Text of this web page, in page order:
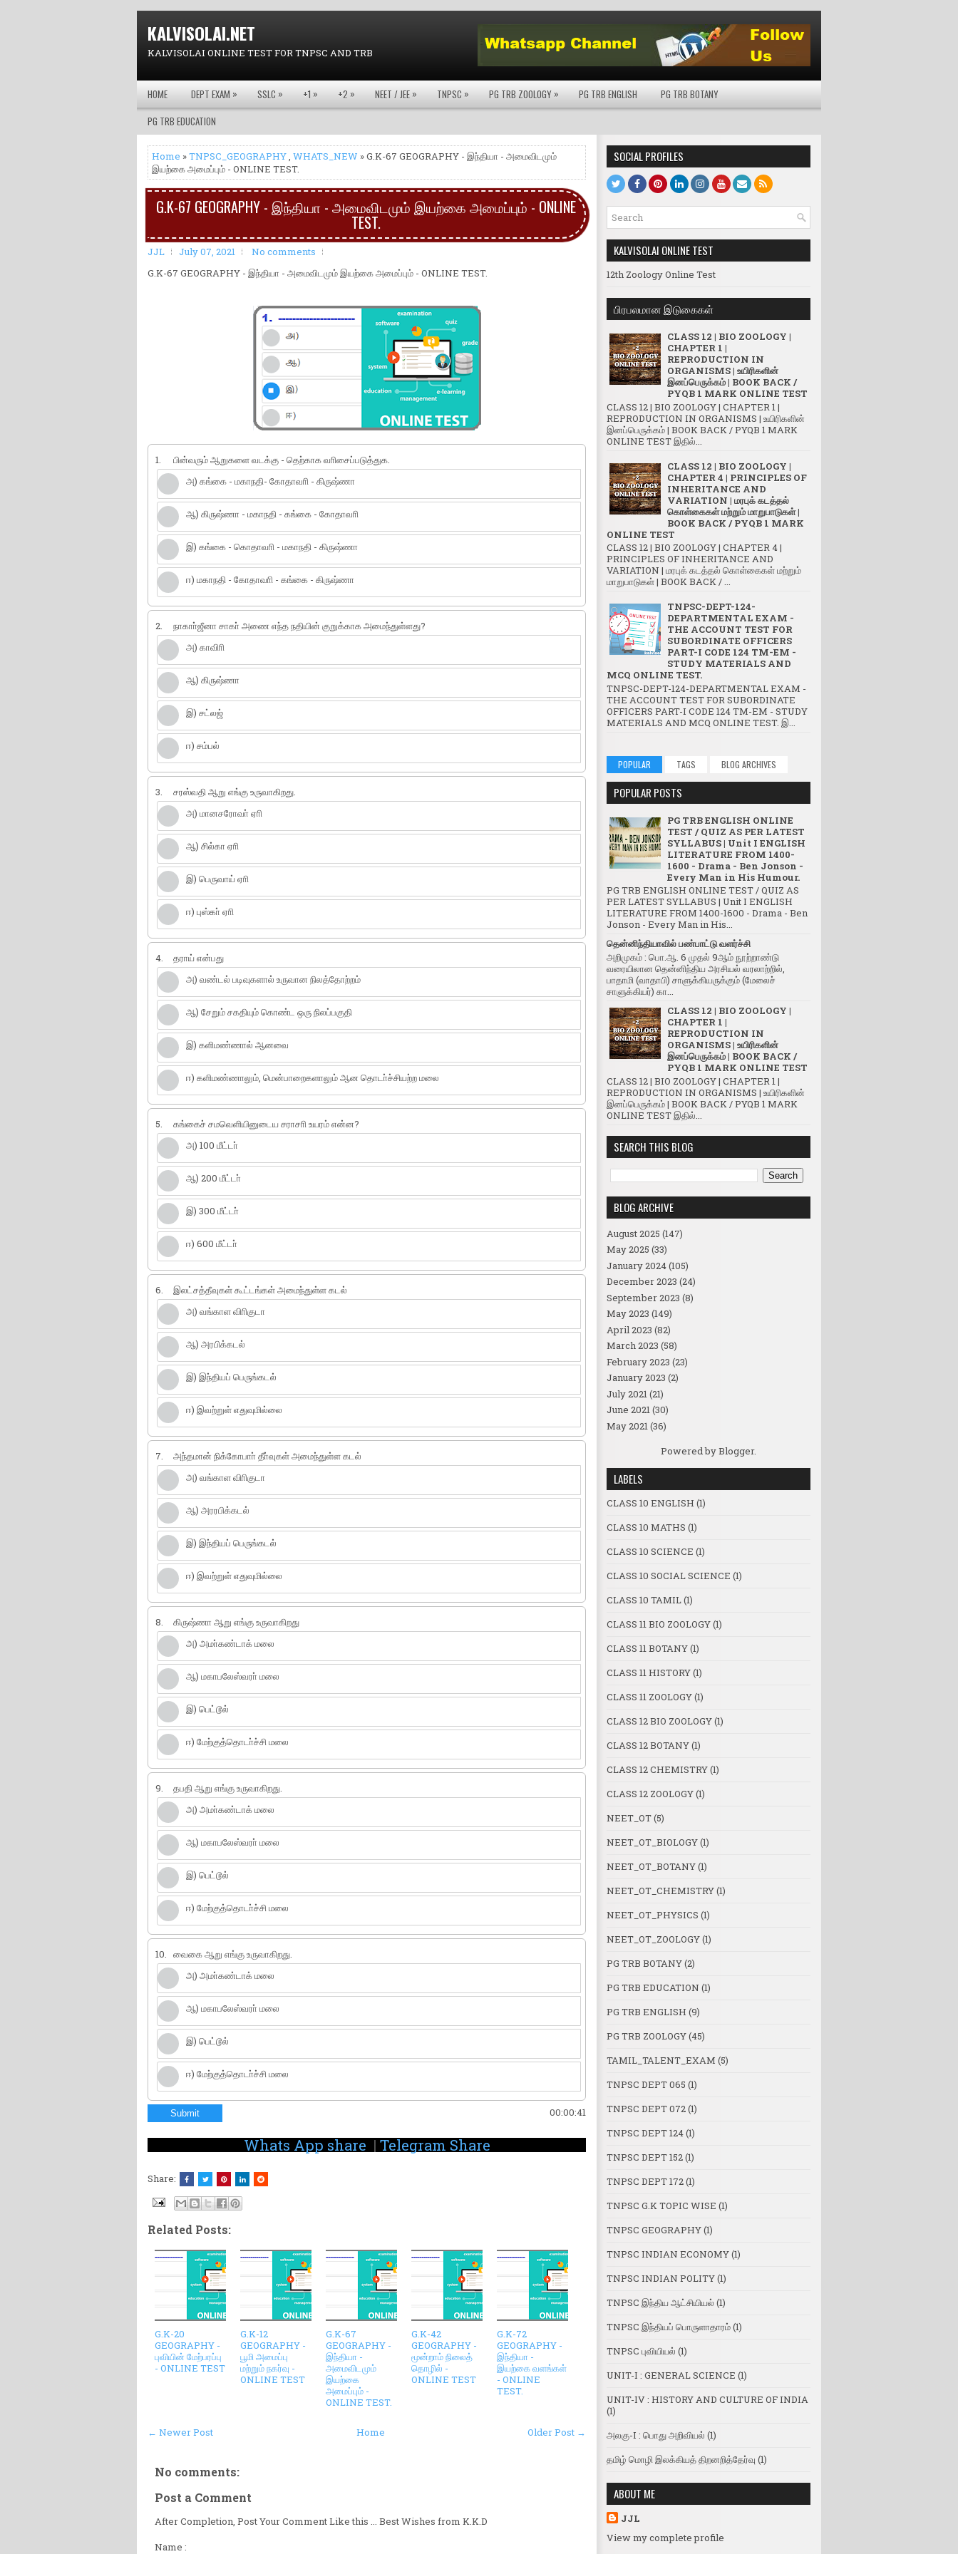
KALVISOLAI.NET
KALVISOLAI ONLINE TEST FOR TNPSC AND TRB
HOME DEPT EXAM » SSLC » +1 » +2 » NEET / JEE » TNPSC » PG TRB ZOOLOGY » PG TRB ENGLISH
PG TRB BOTANY
PG TRB EDUCATION
Home »TNPSC_GEOGRAPHY, WHATS_NEW » G.K-67 GEOGRAPHY - இந்தியா - அமைவிடமும்
இயற்கை அமைப்பும் - ONLINE TEST.
G.K-67 GEOGRAPHY - இந்தியா - அமைவிடமும் இயற்கை அமைப்பும் - ONLINE
TEST.
JJL July 07, 2021
No comments
G.K-67 GEOGRAPHY - இந்தியா - அமைவிடமும் இயற்கை அமைப்பும் - ONLINE TEST.
1.
பின்வரும் ஆறுகளை வடக்கு - தெற்காக வாிசைப்படுத்துக.
அ) கங்கை - மகாநதி- கோதாவாி - கிருஷ்ணா
ஆ) கிருஷ்ணா - மகாநதி - கங்கை - கோதாவாி
இ) கங்கை - கொதாவாி - மகாநதி - கிருஷ்ணா
ஈ) மகாநதி - கோதாவாி - கங்கை - கிருஷ்ணா
2.
நாகாா்ஜீனா சாகா் அணை எந்த நதியின் குறுக்காக அமைந்துள்ளது?
அ) காவிாி
ஆ) கிருஷ்ணா
இ) சட்லஜ்
ஈ) சம்பல்
3.
சரஸ்வதி ஆறு எங்கு உருவாகிறது.
அ) மானசரோவா் ஏாி
ஆ) சில்கா ஏாி
இ) பெருவாய் ஏாி
ஈ) புஸ்கா் ஏாி
4.
தராய் என்பது
அ) வண்டல் படிவுகளால் உருவான நிலத்தோற்றம்
ஆ) சேறும் சகதியும் கொண்ட ஒரு நிலப்பகுதி
இ) களிமண்ணால் ஆனவை
ஈ) களிமண்ணாலும், மென்பாறைகளாலும் ஆன தொடா்ச்சியற்ற மலை
5.
கங்கைச் சமவெளியினுடைய சராசாி உயரம் என்ன?
அ) 100 மீட்டா்
ஆ) 200 மீட்டா்
இ) 300 மீட்டா்
ஈ) 600 மீட்டா்
6.
இலட்சத்தீவுகள் கூட்டங்கள் அமைந்துள்ள கடல்
அ) வங்காள விாிகுடா
ஆ) அரபிக்கடல்
இ) இந்தியப் பெருங்கடல்
ஈ) இவற்றுள் எதுவுமில்லை
7.
அந்தமான் நிக்கோபாா் தீா்வுகள் அமைந்துள்ள கடல்
அ) வங்காள விாிகுடா
ஆ) அரரபிக்கடல்
இ) இந்தியப் பெருங்கடல்
ஈ) இவற்றுள் எதுவுமில்லை
8.
கிருஷ்ணா ஆறு எங்கு உருவாகிறது
அ) அமா்கண்டாக் மலை
ஆ) மகாபலேஸ்வரா் மலை
இ) பெட்டூல்
ஈ) மேற்குத்தொடா்ச்சி மலை
9.
தபதி ஆறு எங்கு உருவாகிறது.
அ) அமா்கண்டாக் மலை
ஆ) மகாபலேஸ்வரா் மலை
இ) பெட்டூல்
ஈ) மேற்குத்தொடா்ச்சி மலை
10. வைகை ஆறு எங்கு உருவாகிறது.
அ) அமா்கண்டாக் மலை
ஆ) மகாபலேஸ்வரா் மலை
இ) பெட்டூல்
ஈ) மேற்குத்தொடா்ச்சி மலை
Submit 00:00:42
Whats App share | Telegram Share
Share:
Related Posts:
G.K-20
GEOGRAPHY -
புவியின் மேற்பரப்பு
- ONLINE TEST
G.K-12
GEOGRAPHY -
பூமி அமைப்பு
மற்றும் நகர்வு -
ONLINE TEST
G.K-67
GEOGRAPHY -
இந்தியா -
அமைவிடமும்
இயற்கை
அமைப்பும் -
ONLINE TEST.
G.K-42
GEOGRAPHY -
மூன்றாம் நிலைத்
தொழில் -
ONLINE TEST
G.K-72
GEOGRAPHY -
இந்தியா -
இயற்கை வளங்கள்
- ONLINE
TEST.
← Newer Post Older Post →
Home
No comments:
Post a Comment
After Completion, Post Your Comment Like this ... Best Wishes from K.K.D
Name :
SOCIAL PROFILES
KALVISOLAI ONLINE TEST
12th Zoology Online Test
பிரபலமான இடுகைகள்
CLASS 12 | BIO ZOOLOGY |
CHAPTER 1 |
REPRODUCTION IN
ORGANISMS | உயிரிகளின்
இனப்பெருக்கம் | BOOK BACK /
PYQB 1 MARK ONLINE TEST
CLASS 12 | BIO ZOOLOGY | CHAPTER 1 |
REPRODUCTION IN ORGANISMS | உயிரிகளின்
இனப்பெருக்கம் | BOOK BACK / PYQB 1 MARK
ONLINE TEST இதில்...
CLASS 12 | BIO ZOOLOGY |
CHAPTER 4 | PRINCIPLES OF
INHERITANCE AND
VARIATION | மரபுக் கடத்தல்
கொள்கைகள் மற்றும் மாறுபாடுகள் |
BOOK BACK / PYQB 1 MARK
ONLINE TEST
CLASS 12 | BIO ZOOLOGY | CHAPTER 4 |
PRINCIPLES OF INHERITANCE AND
VARIATION | மரபுக் கடத்தல் கொள்கைகள் மற்றும்
மாறுபாடுகள் | BOOK BACK / ...
TNPSC-DEPT-124-
DEPARTMENTAL EXAM -
THE ACCOUNT TEST FOR
SUBORDINATE OFFICERS
PART-I CODE 124 TM-EM -
STUDY MATERIALS AND
MCQ ONLINE TEST.
TNPSC-DEPT-124-DEPARTMENTAL EXAM -
THE ACCOUNT TEST FOR SUBORDINATE
OFFICERS PART-I CODE 124 TM-EM - STUDY
MATERIALS AND MCQ ONLINE TEST. இ...
POPULAR TAGS BLOG ARCHIVES
POPULAR POSTS
PG TRB ENGLISH ONLINE
TEST / QUIZ AS PER LATEST
SYLLABUS | Unit I ENGLISH
LITERATURE FROM 1400-
1600 - Drama - Ben Jonson -
Every Man in His Humour.
PG TRB ENGLISH ONLINE TEST / QUIZ AS
PER LATEST SYLLABUS | Unit I ENGLISH
LITERATURE FROM 1400-1600 - Drama - Ben
Jonson - Every Man in His...
தென்னிந்தியாவில் பண்பாட்டு வளர்ச்சி
அறிமுகம் : பொ.ஆ. 6 முதல் 9ஆம் நூற்றாண்டு
வரையிலான தென்னிந்திய அரசியல் வரலாற்றில்,
பாதாமி (வாதாபி) சாளுக்கியருக்கும் (மேலைச்
சாளுக்கியர்) கா...
CLASS 12 | BIO ZOOLOGY |
CHAPTER 1 |
REPRODUCTION IN
ORGANISMS | உயிரிகளின்
இனப்பெருக்கம் | BOOK BACK /
PYQB 1 MARK ONLINE TEST
CLASS 12 | BIO ZOOLOGY | CHAPTER 1 |
REPRODUCTION IN ORGANISMS | உயிரிகளின்
இனப்பெருக்கம் | BOOK BACK / PYQB 1 MARK
ONLINE TEST இதில்...
SEARCH THIS BLOG
BLOG ARCHIVE
August 2025 (147)
May 2025 (33)
January 2024(105)
December 2023 (24)
September 2023 (8)
May 2023 (149)
April 2023 (82)
March 2023 (58)
February 2023 (23)
January 2023 (2)
July 2021(21)
June 2021(30)
May 2021(36)
Powered byBlogger.
LABELS
CLASS 10 ENGLISH (1)
CLASS 10 MATHS (1)
CLASS 10 SCIENCE (1)
CLASS 10 SOCIAL SCIENCE (1)
CLASS 10 TAMIL(1)
CLASS 11 BIO ZOOLOGY(1)
CLASS 11 BOTANY(1)
CLASS 11 HISTORY(1)
CLASS 11 ZOOLOGY(1)
CLASS 12 BIO ZOOLOGY(1)
CLASS 12 BOTANY(1)
CLASS 12 CHEMISTRY(1)
CLASS 12 ZOOLOGY(1)
NEET_OT(5)
NEET_OT_BIOLOGY(1)
NEET_OT_BOTANY(1)
NEET_OT_CHEMISTRY(1)
NEET_OT_PHYSICS (1)
NEET_OT_ZOOLOGY(1)
PG TRB BOTANY(2)
PG TRB EDUCATION (1)
PG TRB ENGLISH (9)
PG TRB ZOOLOGY(45)
TAMIL_TALENT_EXAM (5)
TNPSC DEPT 065 (1)
TNPSC DEPT 072(1)
TNPSC DEPT 124(1)
TNPSC DEPT 152(1)
TNPSC DEPT 172(1)
TNPSC G.K TOPIC WISE (1)
TNPSC GEOGRAPHY(1)
TNPSC INDIAN ECONOMY(1)
TNPSC INDIAN POLITY(1)
TNPSC இந்திய ஆட்சியியல் (1)
TNPSC இந்தியப் பொருளாதாரம்(1)
TNPSC புவியியல் (1)
UNIT-I : GENERAL SCIENCE (1)
UNIT-IV : HISTORY AND CULTURE OF INDIA
(1)
அலகு-I : பொது அறிவியல் (1)
தமிழ் மொழி இலக்கியத் திறனறித்தேர்வு (1)
ABOUT ME
JJL
View my complete profile